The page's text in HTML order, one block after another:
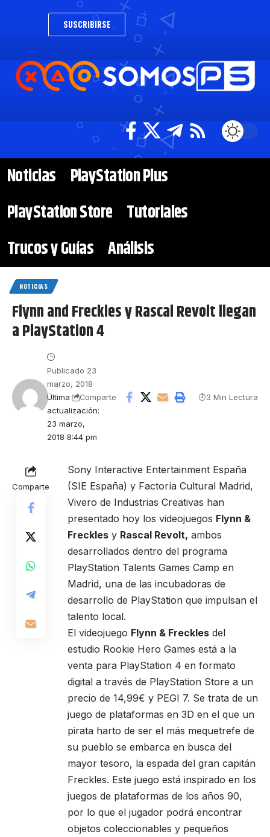
SUSCRIBIRSE
Noticias
PlayStation Plus
PlayStation Store Tutoriales
Trucos y Guías Análisis
NOTICIAS
Flynn and Freckles y Rascal Revolt llegan
a PlayStation 4
Última
actualización:
23 marzo,
2018 8:44 pm
Publicado 23
marzo, 2018
Comparte 3 Min Lectura
Comparte
Sony Interactive Entertainment España
(SIE España) y Factoría Cultural Madrid,
Vivero de Industrias Creativas han
presentado hoy los videojuegos Flynn &
Freckles y Rascal Revolt, ambos
desarrollados dentro del programa
PlayStation Talents Games Camp en
Madrid, una de las incubadoras de
desarrollo de PlayStation que impulsan el
talento local.
El videojuego Flynn & Freckles del
estudio Rookie Hero Games está a la
venta para PlayStation 4 en formato
digital a través de PlayStation Store a un
precio de 14,99€ y PEGI 7. Se trata de un
juego de plataformas en 3D en el que un
pirata harto de ser el más mequetrefe de
su pueblo se embarca en busca del
mayor tesoro, la espada del gran capitán
Freckles. Este juego está inspirado en los
juegos de plataformas de los años 90,
por lo que el jugador podrá encontrar
objetos coleccionables y pequeños